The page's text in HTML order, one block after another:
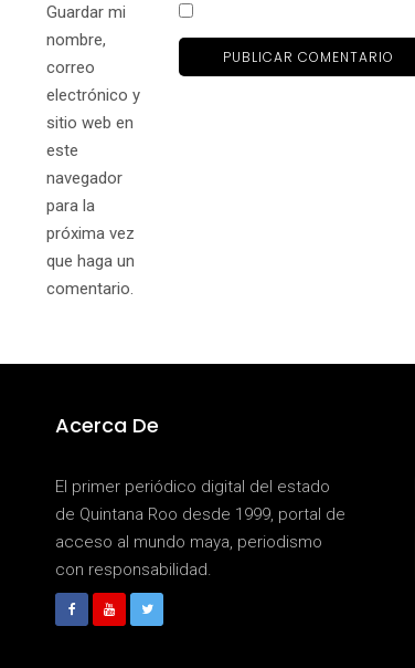
Guardar mi
nombre,
correo
electrónico y
sitio web en
este
navegador
para la
próxima vez
que haga un
comentario.
Acerca De
El primer periódico digital del estado
de Quintana Roo desde 1999, portal de
acceso al mundo maya, periodismo
con responsabilidad.